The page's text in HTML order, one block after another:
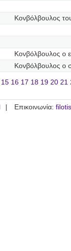
Κονβόλβουλος
Κονβόλβουλος ο
Κονβόλβουλος ο
15 16 17 18 19 20 21
Επικοινωνία: